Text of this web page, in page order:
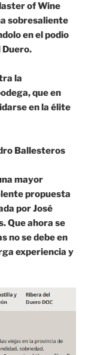
of Wine
sobresaliente
en el podio
Duero.
la
que en
en la élite
Ballesteros
mayor
propuesta
por José
Que ahora se
no se debe en
experiencia y